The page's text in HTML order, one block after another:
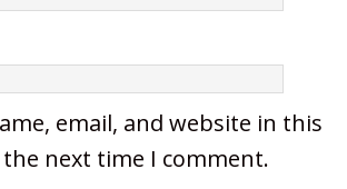
email, and website in this
next time I comment.